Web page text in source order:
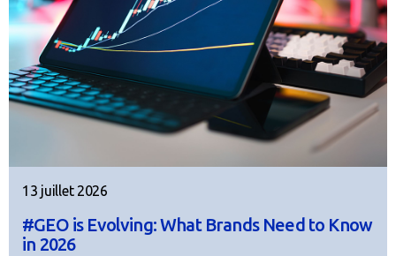
13 juillet 2026
#GEO is Evolving: What Brands Need to Know
in 2026